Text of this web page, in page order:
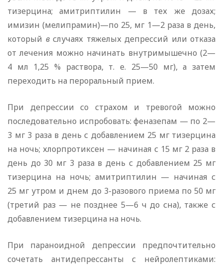
тизерцина; амитриптилин — в тех же дозах;
имизин (мелипрамин)—по 25, мг 1—2 раза в день,
который в случаях тяжелых депрессий или отказа
от лечения можно начинать внутримышечно (2—
4 мл 1,25 % раствора, т. е. 25—50 мг), а затем
переходить на пероральный прием.
При депрессии со страхом и тревогой можно
последовательно испробовать: феназепам — по 2—
3 мг 3 раза в день с добавлением 25 мг тизерцина
на ночь; хлорпротиксен — начиная с 15 мг 2 раза в
день до 30 мг 3 раза в день с добавлением 25 мг
тизерцина на ночь; амитриптилин — начиная с
25 мг утром и днем до 3-разового приема по 50 мг
(третий раз — не позднее 5—6 ч до сна), также с
добавлением тизерцина на ночь.
При параноидной депрессии предпочтительно
сочетать антидепрессанты с нейролептиками: